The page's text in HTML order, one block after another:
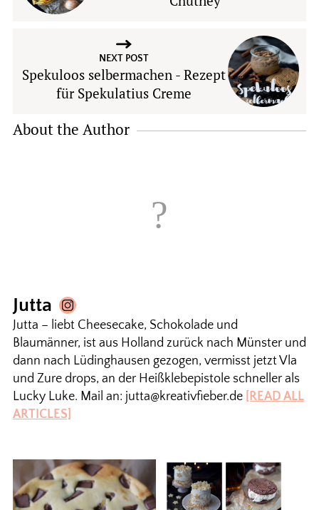
NEXT POST
Spekuloos selbermachen - Rezept
für Spekulatius Creme
About the Author
Jutta
Jutta – liebt Cheesecake, Schokolade und
Blaumänner, ist aus Holland zurück nach Münster und
dann nach Lüdinghausen gezogen, vermisst jetzt Vla
und Zure drops, an der Heißklebepistole schneller als
Lucky Luke. Mail an: jutta@kreativfieber.de [READ ALL
ARTICLES]